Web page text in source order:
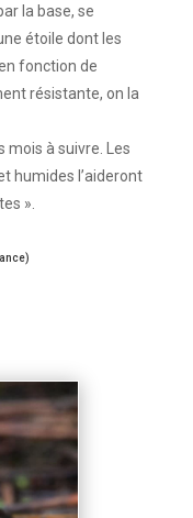
la base, se
étoile dont les
fonction de
résistante, on la
mois à suivre. Les
humides l’aideront
».